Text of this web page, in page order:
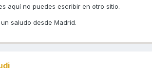
aquí no puedes escribir en otro sitio.
saludo desde Madrid.